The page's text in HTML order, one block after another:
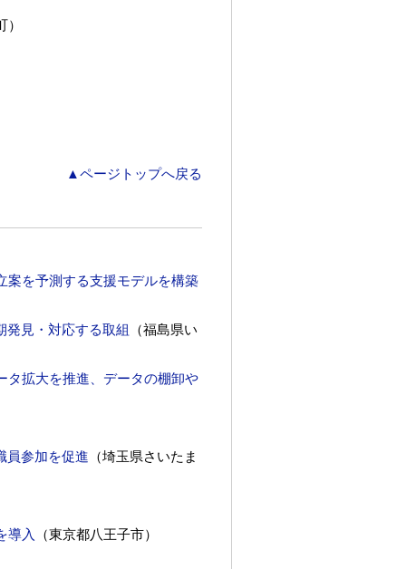
▲ページトップへ戻る
案を予測する支援モデルを構築
見・対応する取組 （福島県い
タ拡大を推進、データの棚卸や
員参加を促進 （埼玉県さいたま
導入 （東京都八王子市）